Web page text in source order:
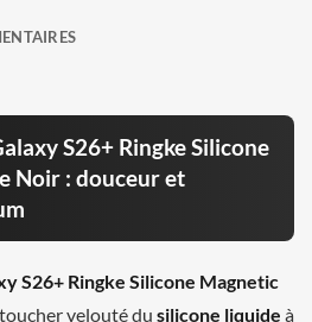
S26+ Ringke Silicone
Noir : douceur et
S26+ Ringke Silicone Magnetic
velouté du silicone liquide à